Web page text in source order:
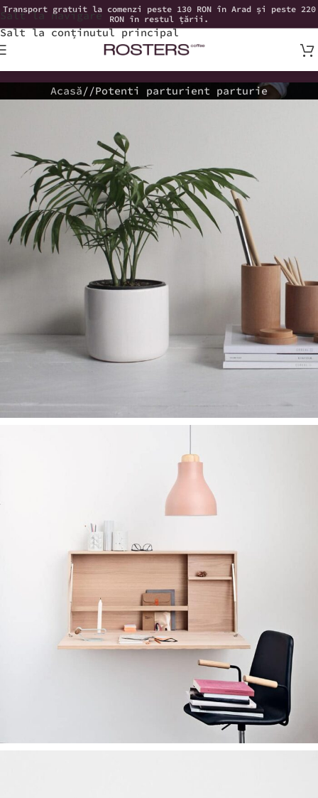
Salt la navigare
Salt la conținutul principal
Transport gratuit la comenzi peste 130 RON în Arad și peste 220
RON în restul țării.
Acasă Potenti parturient parturie